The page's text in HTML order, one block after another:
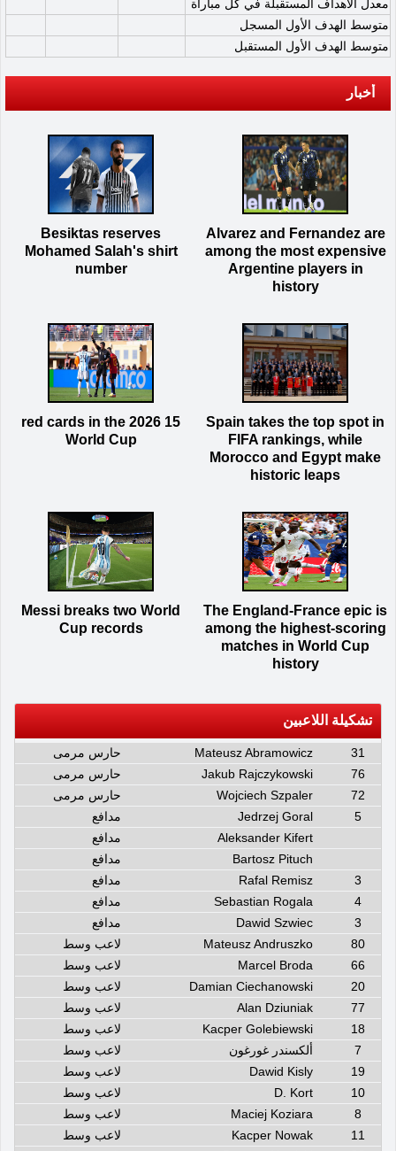
معدل الأهداف المستقبلة في كل مباراة
متوسط الهدف الأول المسجل
متوسط الهدف الأول المستقبل
أخبار
Alvarez and Fernandez are
among the most expensive
Argentine players in
history
Besiktas reserves
Mohamed Salah's shirt
number
Spain takes the top spot in
FIFA rankings, while
Morocco and Egypt make
historic leaps
15 red cards in the 2026
World Cup
The England-France epic is
among the highest-scoring
matches in World Cup
history
Messi breaks two World
Cup records
تشكيلة اللاعبين
31
Mateusz Abramowicz
حارس مرمى
76
Jakub Rajczykowski
حارس مرمى
72
Wojciech Szpaler
حارس مرمى
5
Jedrzej Goral
مدافع
Aleksander Kifert
مدافع
Bartosz Pituch
مدافع
3
Rafal Remisz
مدافع
4
Sebastian Rogala
مدافع
3
Dawid Szwiec
مدافع
80
Mateusz Andruszko
لاعب وسط
66
Marcel Broda
لاعب وسط
20
Damian Ciechanowski
لاعب وسط
77
Alan Dziuniak
لاعب وسط
18
Kacper Golebiewski
لاعب وسط
7
ألكسندر غورغون
لاعب وسط
19
Dawid Kisly
لاعب وسط
10
D. Kort
لاعب وسط
8
Maciej Koziara
لاعب وسط
11
Kacper Nowak
لاعب وسط